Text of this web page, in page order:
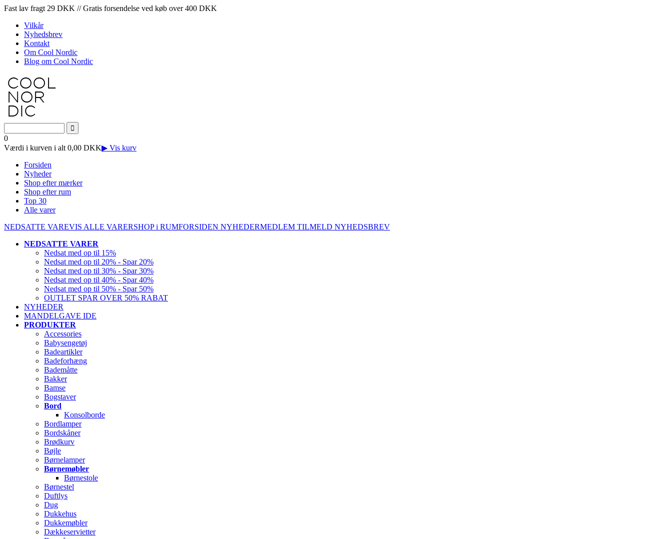
Fast lav fragt 29 DKK // Gratis forsendelse ved køb over 400 DKK
Vilkår
Nyhedsbrev
Kontakt
Om Cool Nordic
Blog om Cool Nordic
0
Værdi i kurven i alt 0,00 DKK▶ Vis kurv
Forsiden
Nyheder
Shop efter mærker
Shop efter rum
Top 30
Alle varer
NEDSATTE VAREVIS ALLE VARERSHOP i RUMFORSIDEN NYHEDERMEDLEM TILMELD NYHEDSBREV
NEDSATTE VARER
Nedsat med op til 15%
Nedsat med op til 20% - Spar 20%
Nedsat med op til 30% - Spar 30%
Nedsat med op til 40% - Spar 40%
Nedsat med op til 50% - Spar 50%
OUTLET SPAR OVER 50% RABAT
NYHEDER
MANDELGAVE IDE
PRODUKTER
Accessories
Babysengetøj
Badeartikler
Badeforhæng
Bademåtte
Bakker
Bamse
Bogstaver
Bord
Konsolborde
Bordlamper
Bordskåner
Brødkurv
Bøjle
Børnelamper
Børnemøbler
Børnestole
Børnestel
Duftlys
Dug
Dukkehus
Dukkemøbler
Dækkeservietter